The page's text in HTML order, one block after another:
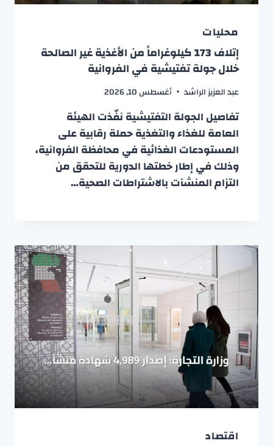
محليات
إتلاف 173 كيلوغراماً من الأغذية غير الصالحة
خلال جولة تفتيشية في الفروانية
عبد العزيز الراشد أغسطس 10, 2026
تفاصيل الجولة التفتيشية نفّذت الهيئة
العامة للغذاء والتغذية حملة رقابية على
المستودعات الغذائية في محافظة الفروانية،
وذلك في إطار خطتها الدورية للتحقق من
التزام المنشآت بالاشتراطات الصحية…
اقتصاد